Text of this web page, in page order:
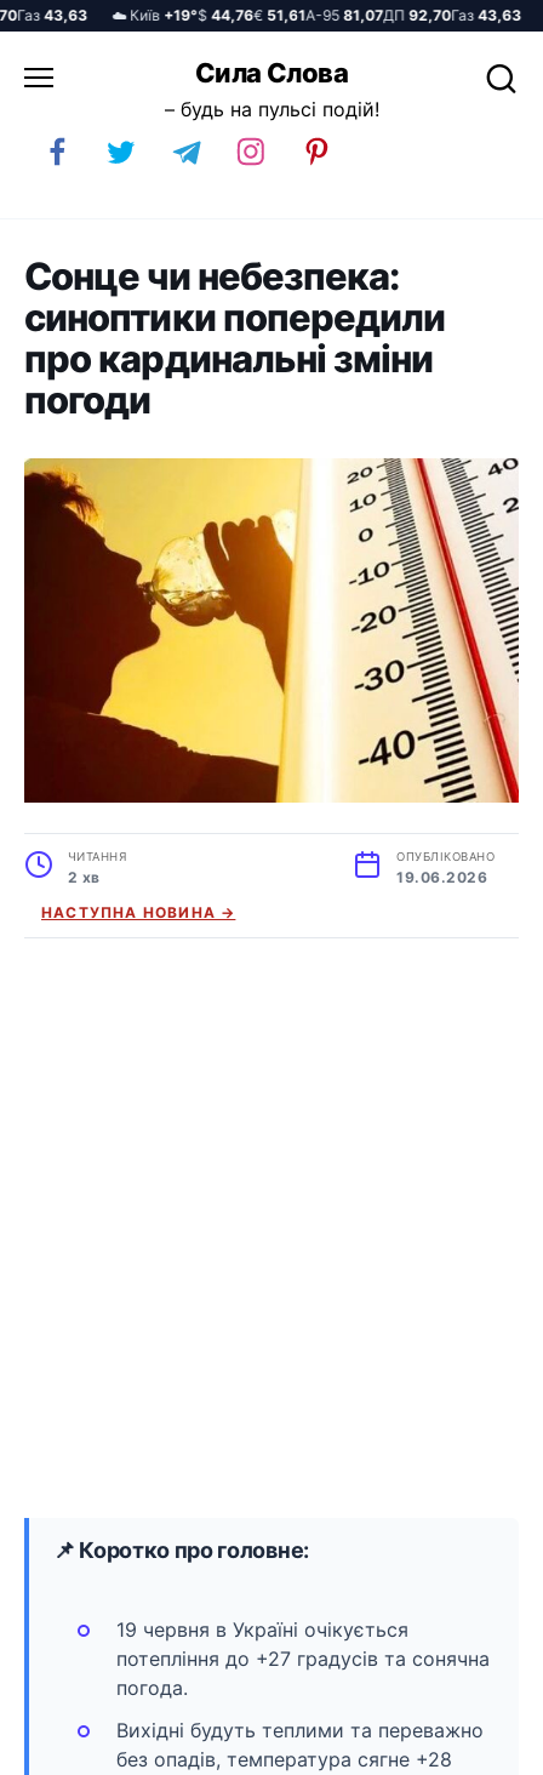
43,63 ☁️ Київ+19°$44,76€51,61А-9581,07ДП92,70Газ43,63 ☁️
до
Сила Слова
– будь на пульсі подій!
Сонце чи небезпека:
синоптики попередили
про кардинальні зміни
погоди
ЧИТАННЯ
2 хв
ОПУБЛІКОВАНО
19.06.2026
НАСТУПНА НОВИНА →
📌 Коротко про головне:
19 червня в Україні очікується
потепління до +27 градусів та сонячна
погода.
Вихідні будуть теплими та переважно
без опадів, температура сягне +28